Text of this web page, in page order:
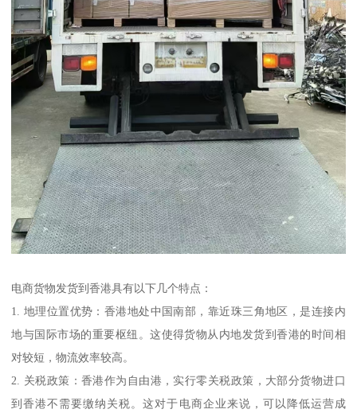
电商货物发货到香港具有以下几个特点：
1. 地理位置优势：香港地处中国南部，靠近珠三角地区，是连接内
地与国际市场的重要枢纽。这使得货物从内地发货到香港的时间相
对较短，物流效率较高。
2. 关税政策：香港作为自由港，实行零关税政策，大部分货物进口
到香港不需要缴纳关税。这对于电商企业来说，可以降低运营成